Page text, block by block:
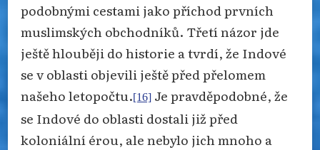
podobnými cestami jako příchod prvních
muslimských obchodníků. Třetí názor jde
ještě hlouběji do historie a tvrdí, že Indové
se v oblasti objevili ještě před přelomem
našeho letopočtu.[16] Je pravděpodobné, že
se Indové do oblasti dostali již před
koloniální érou, ale nebylo jich mnoho a